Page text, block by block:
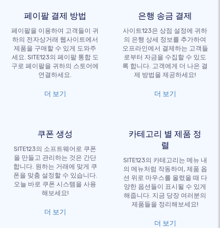
페이팔 결제 방법
페이팔을 이용하여 고객들이 귀
하의 전자상거래 웹사이트에서
제품을 구매할 수 있게 도와주
세요. SITE123의 페이팔 통합 도
구로 페이팔을 귀하의 스토어에
연결하세요.
더 보기
은행 송금 결제
사이트123은 상점 설정에 귀하
의 은행 상세 정보를 추가하여
오프라인에서 결제하는 고객들
로부터 자금을 수집할 수 있도
록 합니다. 고객에게 더 나은 결
제 방법을 제공하세요!
더 보기
쿠폰 생성
SITE123의 소프트웨어로 쿠폰
을 만들고 관리하는 것은 간단
합니다. 원하는 거래에 맞게 쿠
폰을 맞춤 설정할 수 있습니다.
오늘 바로 쿠폰 시스템을 사용
해보세요!
더 보기
카테고리 별 제품 정
렬
SITE123의 카테고리는 메뉴 내
의 메뉴처럼 작동하여, 제품 옵
션 위로 마우스를 올렸을 때 다
양한 옵션들이 표시될 수 있게
해줍니다. 지금 당장 여러분의
제품들을 정리해보세요!
더 보기